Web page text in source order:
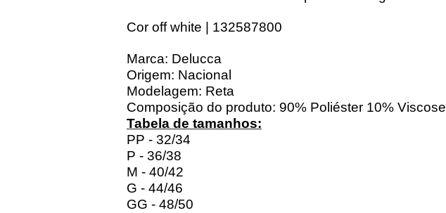
Cor off white | 132587800
Marca: Delucca
Origem: Nacional
Modelagem: Reta
Composição do produto: 90% Poliéster 10% Viscose
Tabela de tamanhos:
PP - 32/34
P - 36/38
M - 40/42
G - 44/46
GG - 48/50